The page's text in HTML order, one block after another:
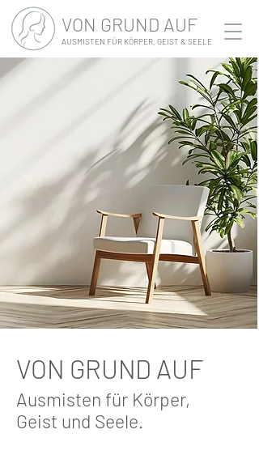
VON GRUND AUF
AUSMISTEN FÜR KÖRPER, GEIST & SEELE
VON GRUND AUF
Ausmisten für Körper,
Geist und Seele.